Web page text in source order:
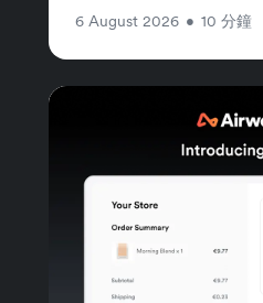
6 August 2026 • 10 分鐘